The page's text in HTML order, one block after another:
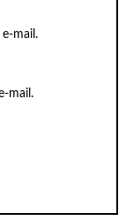
mail.
mail.